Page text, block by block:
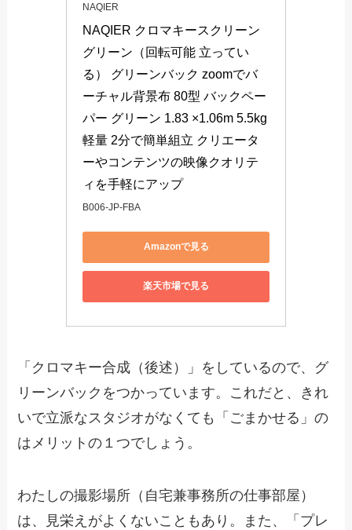
NAQIER
NAQIER クロマキースクリーン
グリーン（回転可能 立ってい
る） グリーンバック zoomでバ
ーチャル背景布 80型 バックペー
パー グリーン 1.83 ×1.06m 5.5kg
軽量 2分で簡単組立 クリエータ
ーやコンテンツの映像クオリテ
ィを手軽にアップ
B006-JP-FBA
Amazonで見る
楽天市場で見る
「クロマキー合成（後述）」をしているので、グ
リーンバックをつかっています。これだと、きれ
いで立派なスタジオがなくても「ごまかせる」の
はメリットの１つでしょう。
わたしの撮影場所（自宅兼事務所の仕事部屋）
は、見栄えがよくないこともあり。また、「プレ